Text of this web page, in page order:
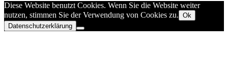
Diese Website benutzt Cookies. Wenn Sie die Website weiter
nutzen, stimmen Sie der Verwendung von Cookies zu. Ok
Datenschutzerklärung